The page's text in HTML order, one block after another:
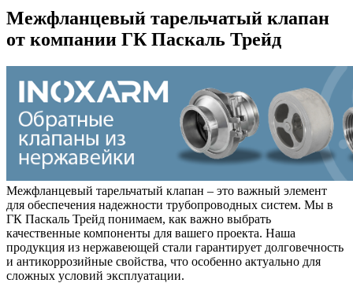
Межфланцевый тарельчатый клапан
от компании ГК Паскаль Трейд
Межфланцевый тарельчатый клапан – это важный элемент
для обеспечения надежности трубопроводных систем. Мы в
ГК Паскаль Трейд понимаем, как важно выбрать
качественные компоненты для вашего проекта. Наша
продукция из нержавеющей стали гарантирует долговечность
и антикоррозийные свойства, что особенно актуально для
сложных условий эксплуатации.